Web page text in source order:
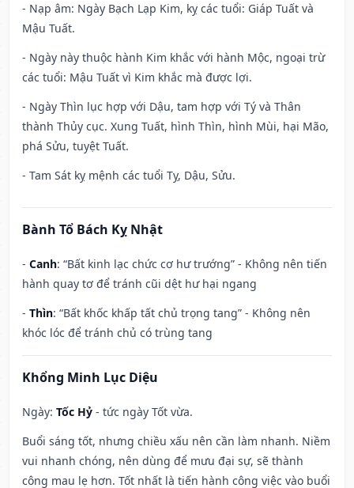
- Nạp âm: Ngày Bạch Lạp Kim, kỵ các tuổi: Giáp Tuất và
Mậu Tuất.
- Ngày này thuộc hành Kim khắc với hành Mộc, ngoại trừ
các tuổi: Mậu Tuất vì Kim khắc mà được lợi.
- Ngày Thìn lục hợp với Dậu, tam hợp với Tý và Thân
thành Thủy cục. Xung Tuất, hình Thìn, hình Mùi, hại Mão,
phá Sửu, tuyệt Tuất.
- Tam Sát kỵ mệnh các tuổi Tỵ, Dậu, Sửu.
Bành Tổ Bách Kỵ Nhật
- Canh: “Bất kinh lạc chức cơ hư trướng” - Không nên tiến
hành quay tơ để tránh cũi dệt hư hại ngang
- Thìn: “Bất khốc khấp tất chủ trọng tang” - Không nên
khóc lóc để tránh chủ có trùng tang
Khổng Minh Lục Diệu
Ngày: Tốc Hỷ - tức ngày Tốt vừa.
Buổi sáng tốt, nhưng chiều xấu nên cần làm nhanh. Niềm
vui nhanh chóng, nên dùng để mưu đại sự, sẽ thành
công mau lẹ hơn. Tốt nhất là tiến hành công việc vào buổi